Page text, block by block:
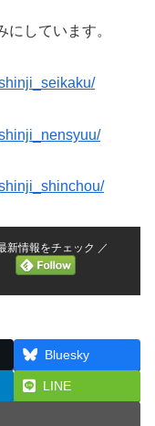
しています。
新情報をチェック ／
Bluesky
LINE